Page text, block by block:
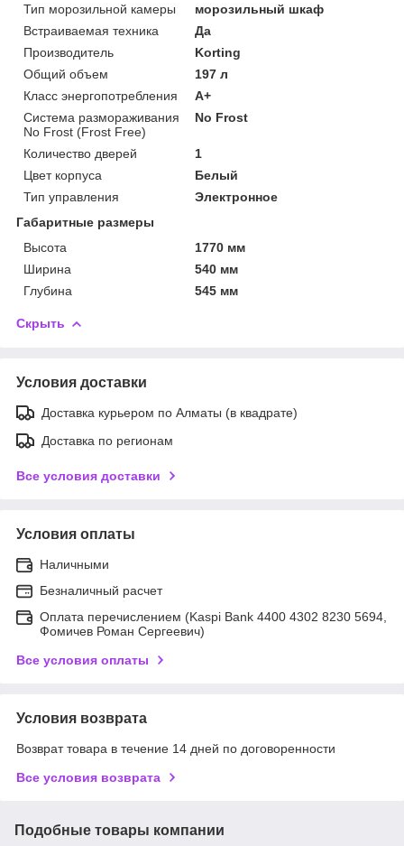
Тип морозильной камеры
морозильный шкаф
Встраиваемая техника
Да
Производитель
Korting
Общий объем
197 л
Класс энергопотребления
A+
Система размораживания
No Frost (Frost Free)
No Frost
Количество дверей
1
Цвет корпуса
Белый
Тип управления
Электронное
Габаритные размеры
Высота
1770 мм
Ширина
540 мм
Глубина
545 мм
Скрыть
Условия доставки
Доставка курьером по Алматы (в квадрате)
Доставка по регионам
Все условия доставки
Условия оплаты
Наличными
Безналичный расчет
Оплата перечислением (Kaspi Bank 4400 4302 8230 5694,
Фомичев Роман Сергеевич)
Все условия оплаты
Условия возврата
Возврат товара в течение 14 дней по договоренности
Все условия возврата
Подобные товары компании